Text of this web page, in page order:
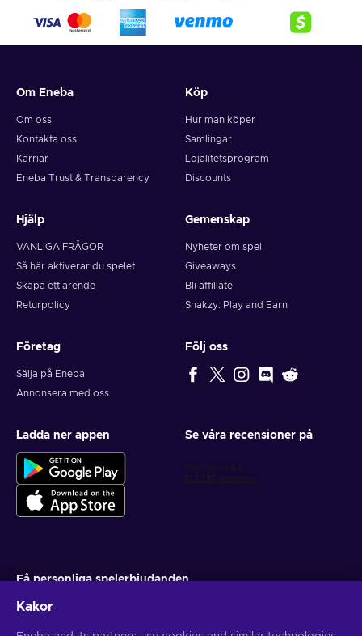
Om Eneba
Om oss
Kontakta oss
Karriär
Eneba Trust & Transparency
Köp
Hur man köper
Samlingar
Lojalitetsprogram
Discounts
Hjälp
VANLIGA FRÅGOR
Så här aktiverar du spelet
Skapa ett ärende
Returpolicy
Gemenskap
Nyheter om spel
Giveaways
Bli affiliate
Snakzy: Play and Earn
Företag
Sälja på Eneba
Annonsera med oss
Följ oss
Ladda ner appen Se våra recensioner på
Få personliga spelerbjudanden
Kakor